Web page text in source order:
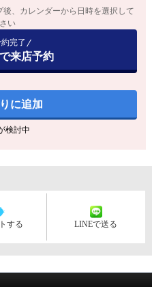
後、カレンダーから日時を選択して
い
完了
来店予約
に追加
検討中
する LINEで送る